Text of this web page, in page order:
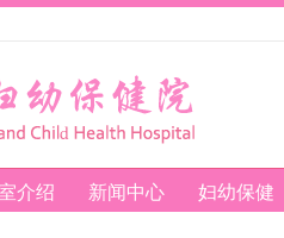
介绍 新闻中心 妇幼保健